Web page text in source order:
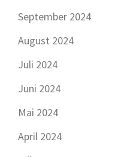
September 2024
August 2024
Juli 2024
Juni 2024
Mai 2024
April 2024